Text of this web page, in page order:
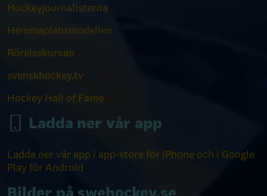
Hockeyjournalisterna
Hemmaplansmodellen
Rörelsekurvan
svenskhockey.tv
Hockey Hall of Fame
Ladda ner vår app
Ladda ner vår app i app-store för iPhone och i Google
Play för Android